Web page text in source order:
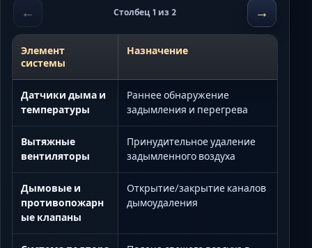
← Столбец 1 из 2 →
Элемент
системы
Назначение
Датчики дыма и
температуры
Раннее обнаружение
задымления и перегрева
Вытяжные
вентиляторы
Принудительное удаление
задымленного воздуха
Дымовые и
противопожарн
ые клапаны
Открытие/закрытие каналов
дымоудаления